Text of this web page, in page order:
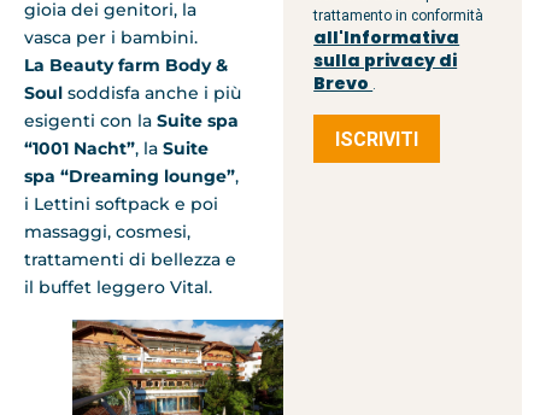
gioia dei genitori, la
vasca per i bambini.
La Beauty farm Body &
Soul soddisfa anche i più
esigenti con la Suite spa
“1001 Nacht”, la Suite
spa “Dreaming lounge”,
i Lettini softpack e poi
massaggi, cosmesi,
trattamenti di bellezza e
il buffet leggero Vital.
trattamento in conformità
all'Informativa
sulla privacy di
Brevo .
ISCRIVITI